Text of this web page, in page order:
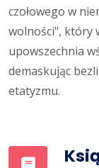
czołowego w
wolności", który
upowszechnia
demaskując
etatyzmu.